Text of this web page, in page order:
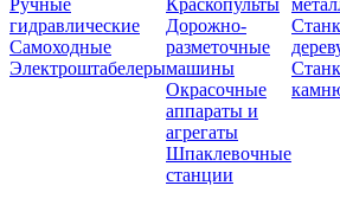
гидравлические
Самоходные
Электроштабелеры
Дорожно-
разметочные
машины
Окрасочные
аппараты и
агрегаты
Шпаклевочные
станции